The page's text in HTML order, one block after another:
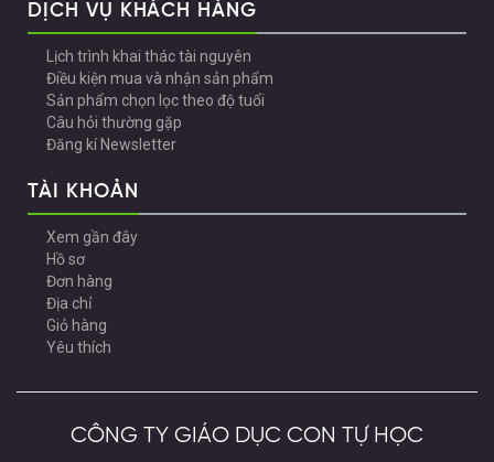
DỊCH VỤ KHÁCH HÀNG
Lịch trình khai thác tài nguyên
Điều kiện mua và nhận sản phẩm
Sản phẩm chọn lọc theo độ tuổi
Câu hỏi thường gặp
Đăng kí Newsletter
TÀI KHOẢN
Xem gần đây
Hồ sơ
Đơn hàng
Địa chỉ
Giỏ hàng
Yêu thích
CÔNG TY GIÁO DỤC CON TỰ HỌC